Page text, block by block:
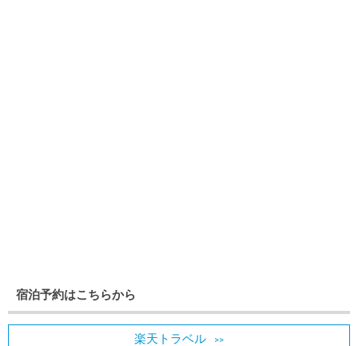
宿泊予約はこちらから
楽天トラベル